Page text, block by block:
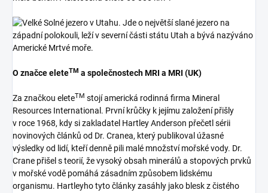
O značce eleteTM a společnostech MRI a MRI (UK)
Za značkou eleteTM stojí americká rodinná firma Mineral
Resources International. První krůčky k jejímu založení přišly
v roce 1968, kdy si zakladatel Hartley Anderson přečetl sérii
novinových článků od Dr. Cranea, který publikoval úžasné
výsledky od lidí, kteří denně pili malé množství mořské vody. Dr.
Crane přišel s teorií, že vysoký obsah minerálů a stopových prvků
v mořské vodě pomáhá zásadním způsobem lidskému
organismu. Hartleyho tyto články zasáhly jako blesk z čistého